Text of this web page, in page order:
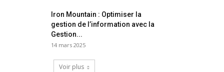
Iron Mountain : Optimiser la
gestion de l’information avec la
Gestion...
14 mars 2025
Voir plus